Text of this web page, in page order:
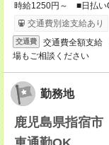
時給1250円～ ■日払い
交通費別途支給あり
交通費
交通費全額支給
場もご相談ください
勤務地
鹿児島県指宿市